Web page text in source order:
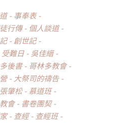
事奉表
行傳
個人談道
創世記
受難日
吳佳縉
後書
哥林多教會
大祭司的禱告
張肇松
慕道班
教會
書卷團契
查經
查經班